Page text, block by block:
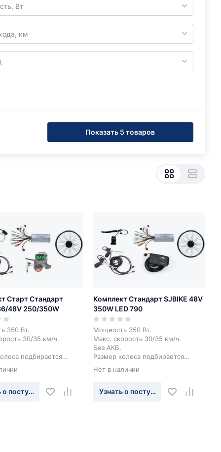
Вт
км
Показать 5 товаров
Старт Стандарт
48V 250/350W
350 Вт.
30/35 км/ч.
подбирается
о поступлении
Комплект Стандарт SJBIKE 48V
350W LED 790
Мощность 350 Вт.
Макс. скорость 30/35 км/ч.
Без АКБ.
Размер колеса подбирается
индивидуально.
Нет в наличии
Узнать о поступлении